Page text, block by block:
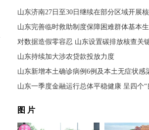
山东济南27日至30日继续在部分区域开展
山东完善临时救助制度保障困难群体基本
对数据造假零容忍 山东设置碳排放核查关
山东持续加大涉农贷款投放力度
山东新增本土确诊病例6例及本土无症状感
山东一季度金融运行总体平稳健康 呈四个“
图 片